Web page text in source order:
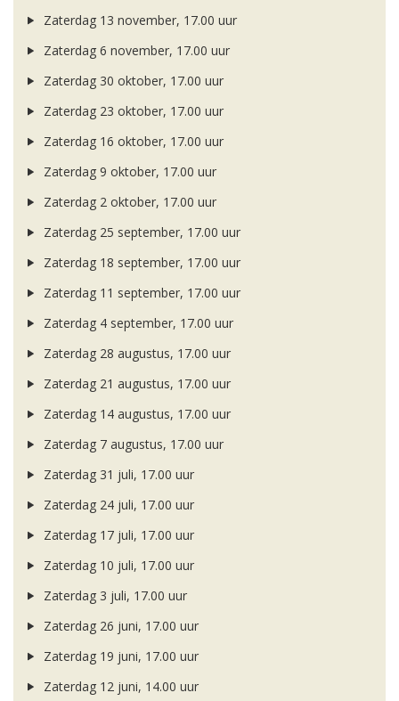
Zaterdag 13 november, 17.00 uur
Zaterdag 6 november, 17.00 uur
Zaterdag 30 oktober, 17.00 uur
Zaterdag 23 oktober, 17.00 uur
Zaterdag 16 oktober, 17.00 uur
Zaterdag 9 oktober, 17.00 uur
Zaterdag 2 oktober, 17.00 uur
Zaterdag 25 september, 17.00 uur
Zaterdag 18 september, 17.00 uur
Zaterdag 11 september, 17.00 uur
Zaterdag 4 september, 17.00 uur
Zaterdag 28 augustus, 17.00 uur
Zaterdag 21 augustus, 17.00 uur
Zaterdag 14 augustus, 17.00 uur
Zaterdag 7 augustus, 17.00 uur
Zaterdag 31 juli, 17.00 uur
Zaterdag 24 juli, 17.00 uur
Zaterdag 17 juli, 17.00 uur
Zaterdag 10 juli, 17.00 uur
Zaterdag 3 juli, 17.00 uur
Zaterdag 26 juni, 17.00 uur
Zaterdag 19 juni, 17.00 uur
Zaterdag 12 juni, 14.00 uur